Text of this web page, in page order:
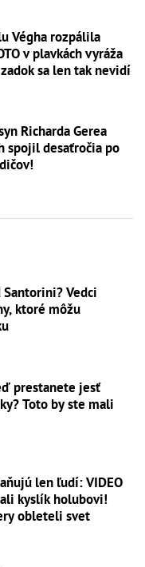
Végha rozpálila
v plavkách vyráža
sa len tak nevidí
Richarda Gerea
spojil desaťročia po
Santorini? Vedci
ktoré môžu
prestanete jesť
Toto by ste mali
len ľudí: VIDEO
kyslík holubovi!
obleteli svet